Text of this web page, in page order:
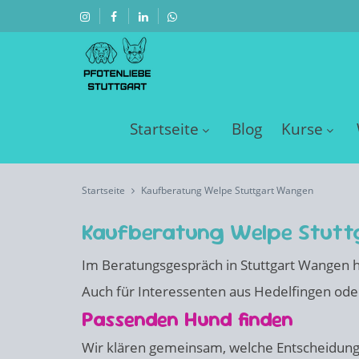
Startseite Blog Kurse
Startseite Kaufberatung Welpe Stuttgart Wangen
Kaufberatung Welpe
Im Beratungsgespräch in Stuttgart
Auch für Interessenten aus Hedelfingen
Passenden Hund finden
Wir klären gemeinsam, welche